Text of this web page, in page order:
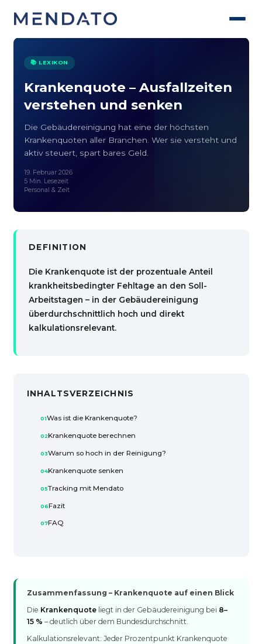
📚 LEXIKON
Krankenquote – Ausfallzeiten
verstehen und senken
Die Gebäudereinigung hat eine der höchsten
Krankenquoten aller Branchen. Wer sie versteht und
aktiv steuert, spart bares Geld.
19. Februar 2026
5 Min. Lesezeit
Personal & Zeit
DEFINITION
Die Krankenquote ist der prozentuale Anteil
krankheitsbedingter Fehltage an den Soll-
Arbeitstagen – in der Gebäudereinigung
überdurchschnittlich hoch und direkt
kalkulationsrelevant.
INHALTSVERZEICHNIS
Was ist die Krankenquote?
Krankenquote berechnen
Warum so hoch in der Reinigung?
Krankenquote senken
Tracking mit Mendato
Fazit
FAQ
Zusammenfassung – Krankenquote auf einen Blick
Die Krankenquote liegt in der Gebäudereinigung bei 8–
15 % – deutlich über dem Bundesdurchschnitt.
Kalkulationsrelevant: Jeder Prozentpunkt Krankenquote